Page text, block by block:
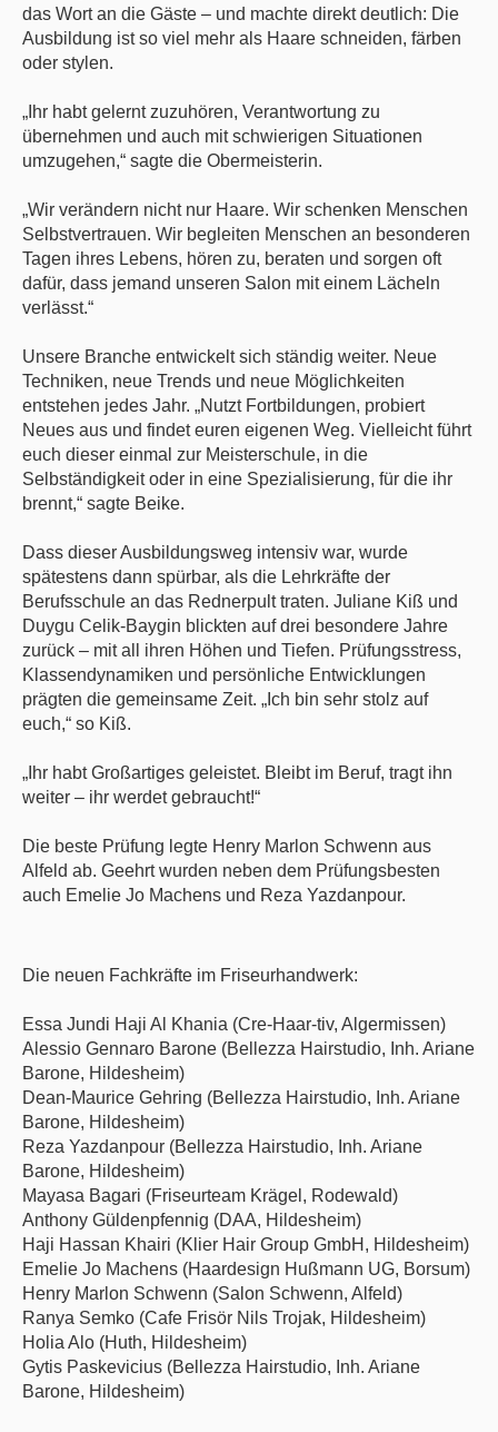
das Wort an die Gäste – und machte direkt deutlich: Die
Ausbildung ist so viel mehr als Haare schneiden, färben
oder stylen.
„Ihr habt gelernt zuzuhören, Verantwortung zu
übernehmen und auch mit schwierigen Situationen
umzugehen,“ sagte die Obermeisterin.
„Wir verändern nicht nur Haare. Wir schenken Menschen
Selbstvertrauen. Wir begleiten Menschen an besonderen
Tagen ihres Lebens, hören zu, beraten und sorgen oft
dafür, dass jemand unseren Salon mit einem Lächeln
verlässt.“
Unsere Branche entwickelt sich ständig weiter. Neue
Techniken, neue Trends und neue Möglichkeiten
entstehen jedes Jahr. „Nutzt Fortbildungen, probiert
Neues aus und findet euren eigenen Weg. Vielleicht führt
euch dieser einmal zur Meisterschule, in die
Selbständigkeit oder in eine Spezialisierung, für die ihr
brennt,“ sagte Beike.
Dass dieser Ausbildungsweg intensiv war, wurde
spätestens dann spürbar, als die Lehrkräfte der
Berufsschule an das Rednerpult traten. Juliane Kiß und
Duygu Celik-Baygin blickten auf drei besondere Jahre
zurück – mit all ihren Höhen und Tiefen. Prüfungsstress,
Klassendynamiken und persönliche Entwicklungen
prägten die gemeinsame Zeit. „Ich bin sehr stolz auf
euch,“ so Kiß.
„Ihr habt Großartiges geleistet. Bleibt im Beruf, tragt ihn
weiter – ihr werdet gebraucht!“
Die beste Prüfung legte Henry Marlon Schwenn aus
Alfeld ab. Geehrt wurden neben dem Prüfungsbesten
auch Emelie Jo Machens und Reza Yazdanpour.
Die neuen Fachkräfte im Friseurhandwerk:
Essa Jundi Haji Al Khania (Cre-Haar-tiv, Algermissen)
Alessio Gennaro Barone (Bellezza Hairstudio, Inh. Ariane
Barone, Hildesheim)
Dean-Maurice Gehring (Bellezza Hairstudio, Inh. Ariane
Barone, Hildesheim)
Reza Yazdanpour (Bellezza Hairstudio, Inh. Ariane
Barone, Hildesheim)
Mayasa Bagari (Friseurteam Krägel, Rodewald)
Anthony Güldenpfennig (DAA, Hildesheim)
Haji Hassan Khairi (Klier Hair Group GmbH, Hildesheim)
Emelie Jo Machens (Haardesign Hußmann UG, Borsum)
Henry Marlon Schwenn (Salon Schwenn, Alfeld)
Ranya Semko (Cafe Frisör Nils Trojak, Hildesheim)
Holia Alo (Huth, Hildesheim)
Gytis Paskevicius (Bellezza Hairstudio, Inh. Ariane
Barone, Hildesheim)